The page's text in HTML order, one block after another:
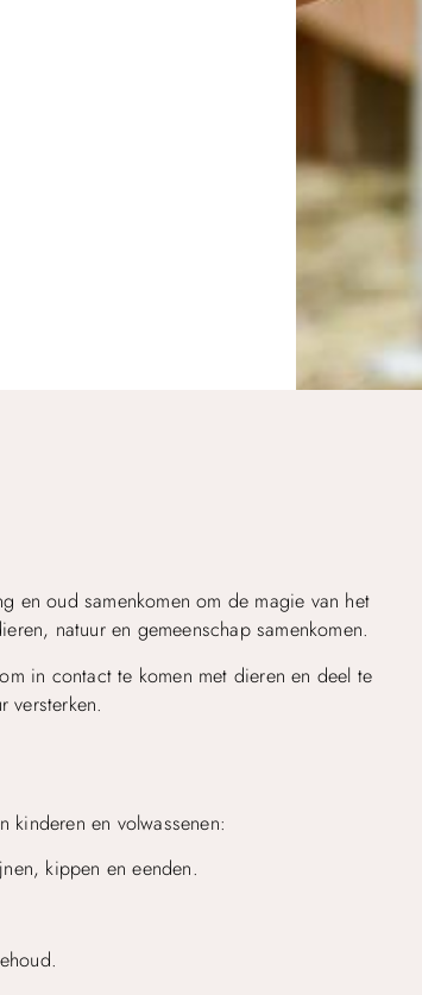
en oud samenkomen om de magie van het
natuur en gemeenschap samenkomen.
in contact te komen met dieren en deel te
versterken.
kinderen en volwassenen:
kippen en eenden.